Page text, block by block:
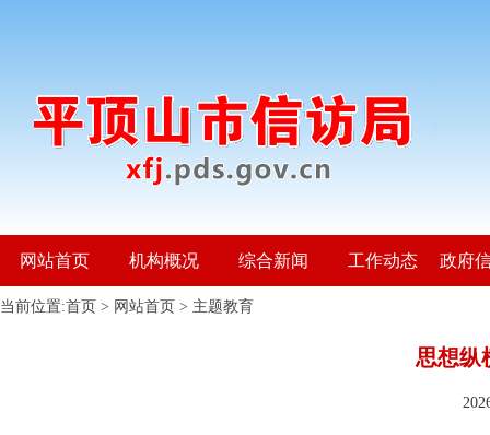
网站首页 机构概况 综合新闻 工作动态 政府
当前位置:首页 > 网站首页 > 主题教育
思想纵